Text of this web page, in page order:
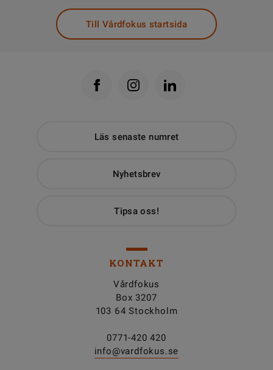
Till Vårdfokus startsida
Läs senaste numret
Nyhetsbrev
Tipsa oss!
KONTAKT
Vårdfokus
Box 3207
103 64 Stockholm
0771-420 420
info@vardfokus.se